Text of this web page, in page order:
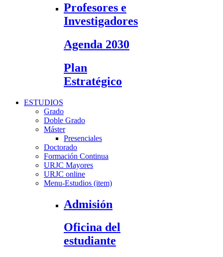
Profesores e
Investigadores
Agenda 2030
Plan
Estratégico
ESTUDIOS
Grado
Doble Grado
Máster
Presenciales
Doctorado
Formación Continua
URJC Mayores
URJC online
Menu-Estudios (item)
Admisión
Oficina del
estudiante